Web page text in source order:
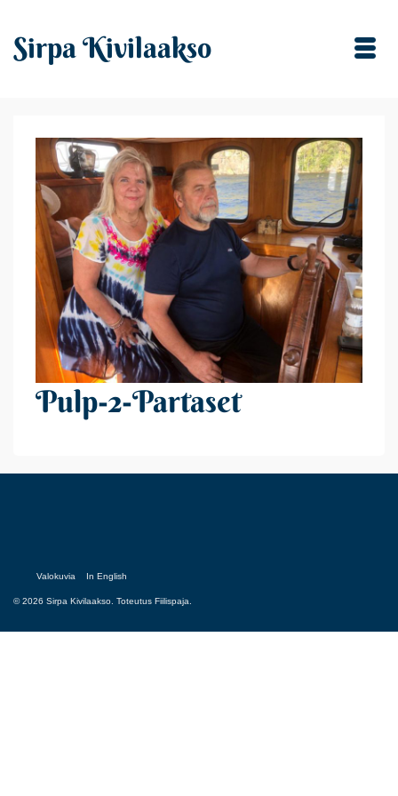
Sirpa Kivilaakso
Pulp-2-Partaset
Valokuvia In English
© 2026 Sirpa Kivilaakso. Toteutus Fiilispaja.